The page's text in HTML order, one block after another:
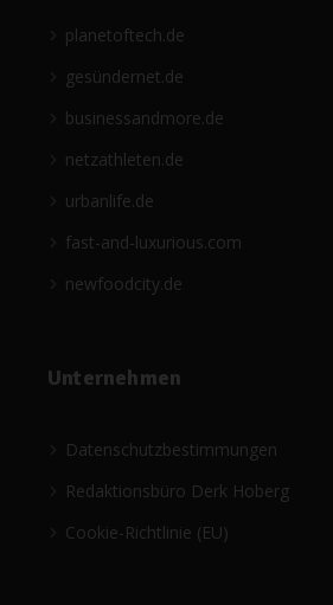
planetoftech.de
gesündernet.de
businessandmore.de
netzathleten.de
urbanlife.de
fast-and-luxurious.com
newfoodcity.de
Unternehmen
Datenschutzbestimmungen
Redaktionsbüro Derk Hoberg
Cookie-Richtlinie (EU)